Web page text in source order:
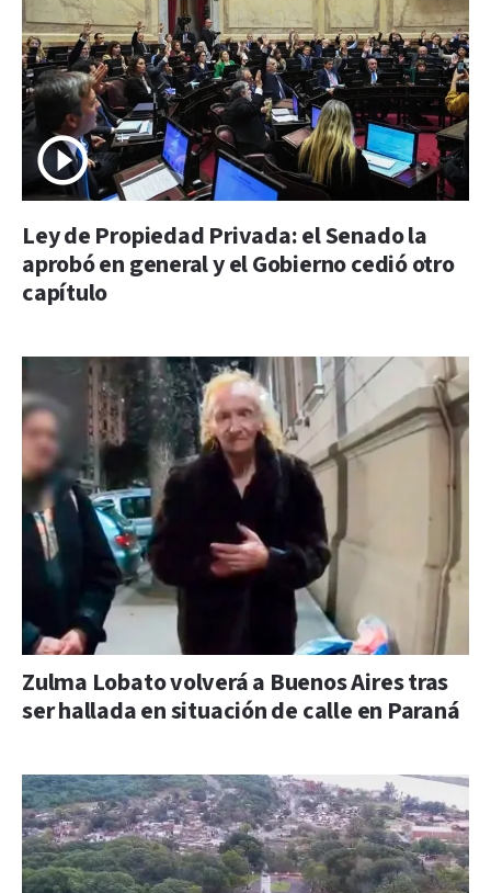
Ley de Propiedad Privada: el Senado la
aprobó en general y el Gobierno cedió otro
capítulo
Zulma Lobato volverá a Buenos Aires tras
ser hallada en situación de calle en Paraná